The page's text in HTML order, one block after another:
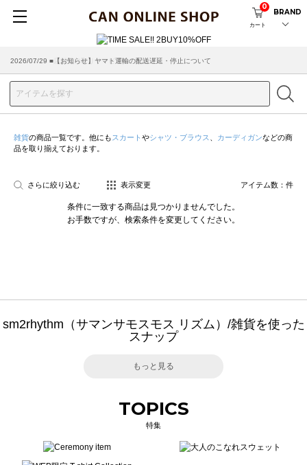
カート
0
BRAND
2026/07/29 ■【お知らせ】ヤマト運輸の配送遅延・停止について
2026/03/18 ■店舗受け取りサービスのご案内
雑貨の商品一覧です。他にも スカート やシャツ・ブラウス カーディガンなどの商
品を取り揃えております。
さらに絞り込む 表示変更 アイテム数： 件
条件に一致する商品は見つかりませんでした。
お手数ですが、検索条件を変更してください。
sm2rhythm（サマンサモスモス リズム）/雑貨を使った
スナップ
もっと見る
TOPICS
特集